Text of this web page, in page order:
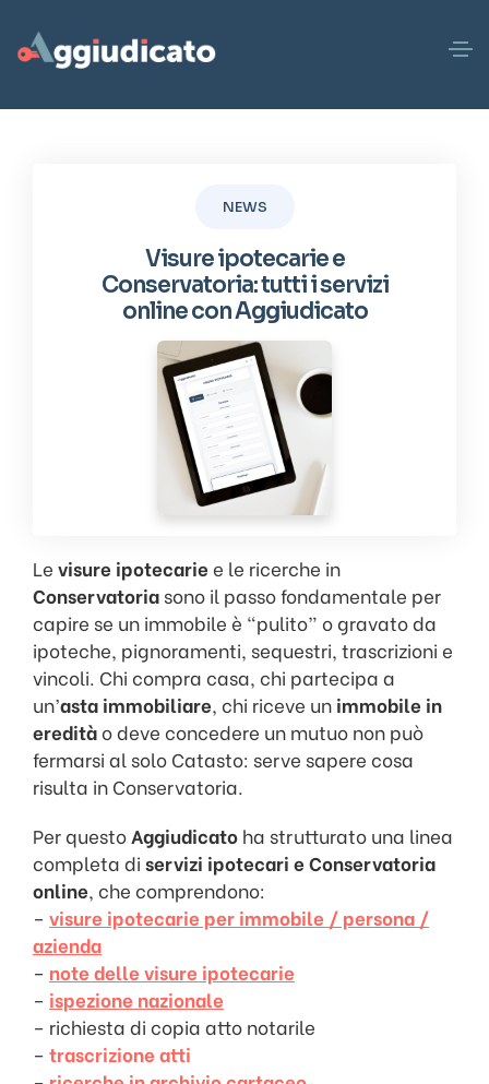
NEWS
Visure ipotecarie e
Conservatoria: tutti i servizi
online con Aggiudicato
Le visure ipotecarie e le ricerche in
Conservatoriasono il passo fondamentale per
capire se un immobile è “pulito” o gravato da
ipoteche, pignoramenti, sequestri, trascrizioni e
vincoli. Chi compra casa, chi partecipa a
un’asta immobiliare, chi riceve un immobile in
ereditào deve concedere un mutuo non può
fermarsi al solo Catasto: serve sapere cosa
risulta in Conservatoria.
Per questoAggiudicato ha strutturato una linea
completa di servizi ipotecari e Conservatoria
online, che comprendono:
– visure ipotecarie per immobile / persona /
azienda
– note delle visure ipotecarie
– ispezione nazionale
– richiesta di copia atto notarile
– trascrizione atti